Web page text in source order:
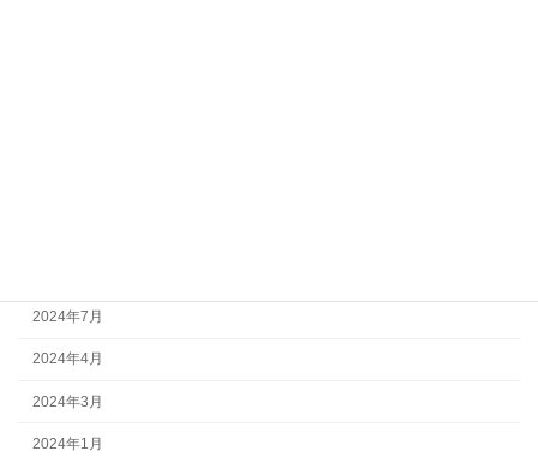
2024年7月
2024年4月
2024年3月
2024年1月